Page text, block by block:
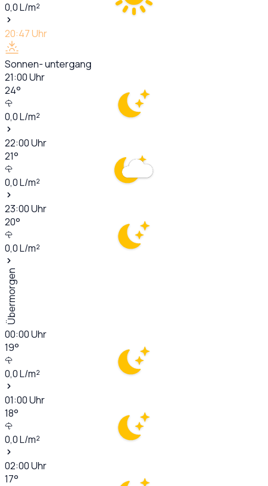
0,0L/m²
20:47Uhr
Sonnen- untergang
21:00Uhr
24°
0,0L/m²
22:00Uhr
21°
0,0L/m²
23:00Uhr
20°
0,0L/m²
Übermorgen
00:00Uhr
19°
0,0L/m²
01:00Uhr
18°
0,0L/m²
02:00Uhr
17°